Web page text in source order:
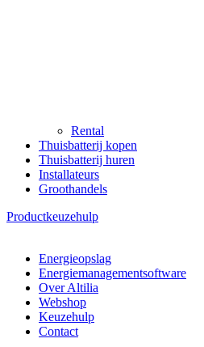
Rental
Thuisbatterij kopen
Thuisbatterij huren
Installateurs
Groothandels
Productkeuzehulp
Energieopslag
Energiemanagementsoftware
Over Altilia
Webshop
Keuzehulp
Contact